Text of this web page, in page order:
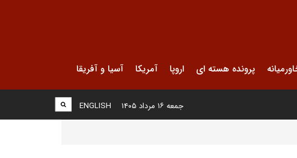
پرونده هسته ای اروپا آمریکا آسیا و آفریقا
ENGLISH جمعه ۱۶ مرداد ۱۴۰۵